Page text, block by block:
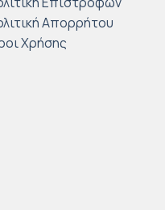
Απορρήτου
Χρήσης